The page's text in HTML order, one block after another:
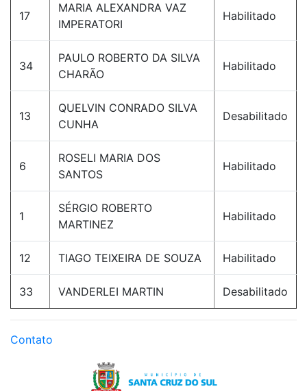
17
MARIA ALEXANDRA VAZ
IMPERATORI
Habilitado
34
PAULO ROBERTO DA SILVA
CHARÃO
Habilitado
13
QUELVIN CONRADO SILVA
CUNHA
Desabilitado
6
ROSELI MARIA DOS
SANTOS
Habilitado
1
SÉRGIO ROBERTO
MARTINEZ
Habilitado
12 TIAGO TEIXEIRA DE SOUZA Habilitado
33 VANDERLEI MARTIN Desabilitado
Contato